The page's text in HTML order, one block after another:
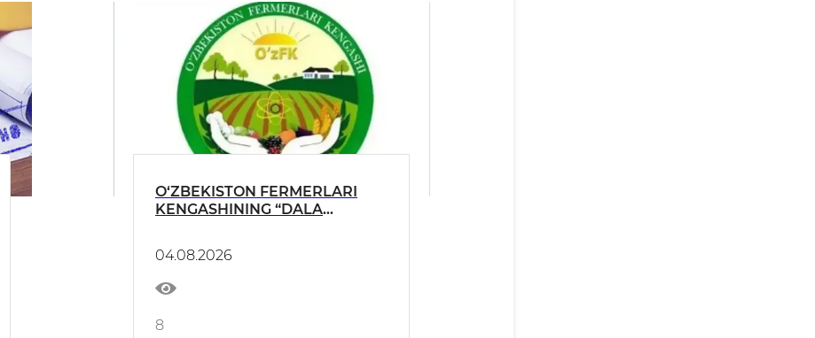
O‘ZBEKISTON FERMERLARI
KENGASHINING “DALA
CHYeTLARIGA CHORVACHILIK
MAJMUALARINI QURILISHI
04.08.2026
8